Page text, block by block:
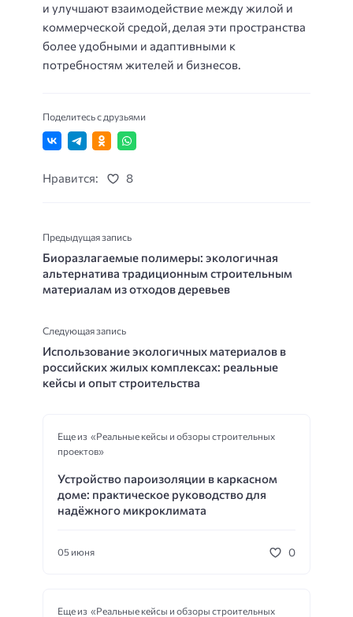
и улучшают взаимодействие между жилой и
коммерческой средой, делая эти пространства
более удобными и адаптивными к
потребностям жителей и бизнесов.
Поделитесь с друзьями
Нравится: 8
Предыдущая запись
Биоразлагаемые полимеры: экологичная
альтернатива традиционным строительным
материалам из отходов деревьев
Следующая запись
Использование экологичных материалов в
российских жилых комплексах: реальные
кейсы и опыт строительства
Еще из «Реальные кейсы и обзоры строительных
проектов»
Устройство пароизоляции в каркасном
доме: практическое руководство для
надёжного микроклимата
05 июня 0
Еще из «Реальные кейсы и обзоры строительных